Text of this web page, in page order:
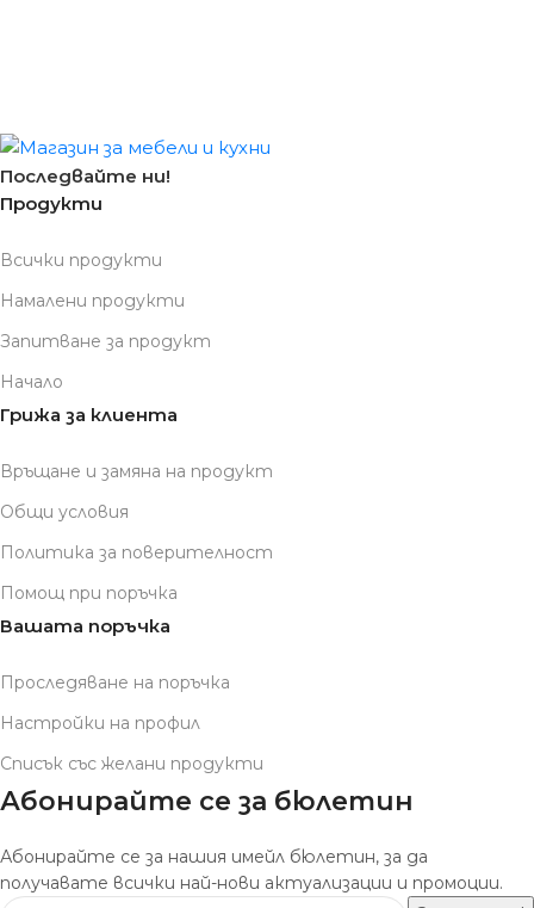
Последвайте ни!
Продукти
Всички продукти
Намалени продукти
Запитване за продукт
Начало
Грижа за клиента
Връщане и замяна на продукт
Общи условия
Политика за поверителност
Помощ при поръчка
Вашата поръчка
Проследяване на поръчка
Настройки на профил
Списък със желани продукти
Абонирайте се за бюлетин
Абонирайте се за нашия имейл бюлетин, за да
получавате всички най-нови актуализации и промоции.